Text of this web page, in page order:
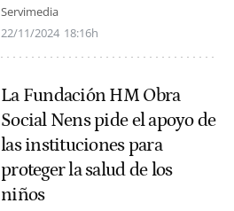
Servimedia
22/11/2024 18:16h
La Fundación HM Obra
Social Nens pide el apoyo de
las instituciones para
proteger la salud de los
niños